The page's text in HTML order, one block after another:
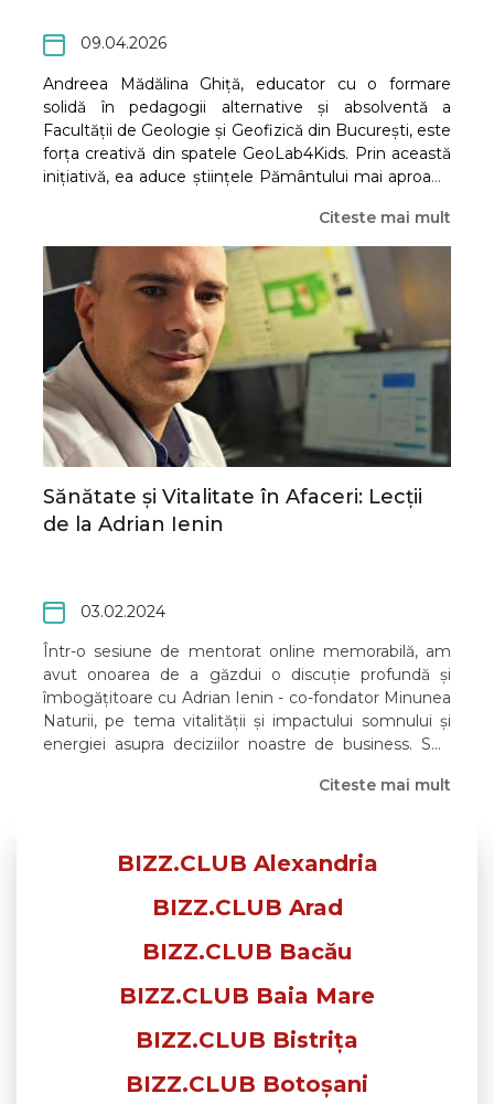
BIZZ.CLUB Alexandria
BIZZ.CLUB Arad
BIZZ.CLUB Bacău
BIZZ.CLUB Baia Mare
BIZZ.CLUB Bistrița
BIZZ.CLUB Botoșani
09.04.2026
Andreea Mădălina Ghiță, educator cu o formare
solidă în pedagogii alternative și absolventă a
Facultății de Geologie și Geofizică din București, este
forța creativă din spatele GeoLab4Kids. Prin această
inițiativă, ea aduce științele Pământului mai aproape
ateliere interactive și captivante, dedicate copiilor cu
vârste cuprinse între 3 și 12 ani.
Citeste mai mult
Sănătate și Vitalitate în Afaceri: Lecții
de la Adrian Ienin
03.02.2024
Într-o sesiune de mentorat online memorabilă, am
avut onoarea de a găzdui o discuție profundă și
îmbogățitoare cu Adrian Ienin - co-fondator Minunea
Naturii, pe tema vitalității și impactului somnului și
energiei asupra deciziilor noastre de business. Sub
energia îți influențează deciziile de business", Adrian
Citeste mai mult